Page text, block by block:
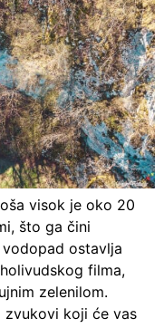
visok je oko 20
što ga čini
ostavlja
filma,
zelenilom.
zvukovi koji će vas